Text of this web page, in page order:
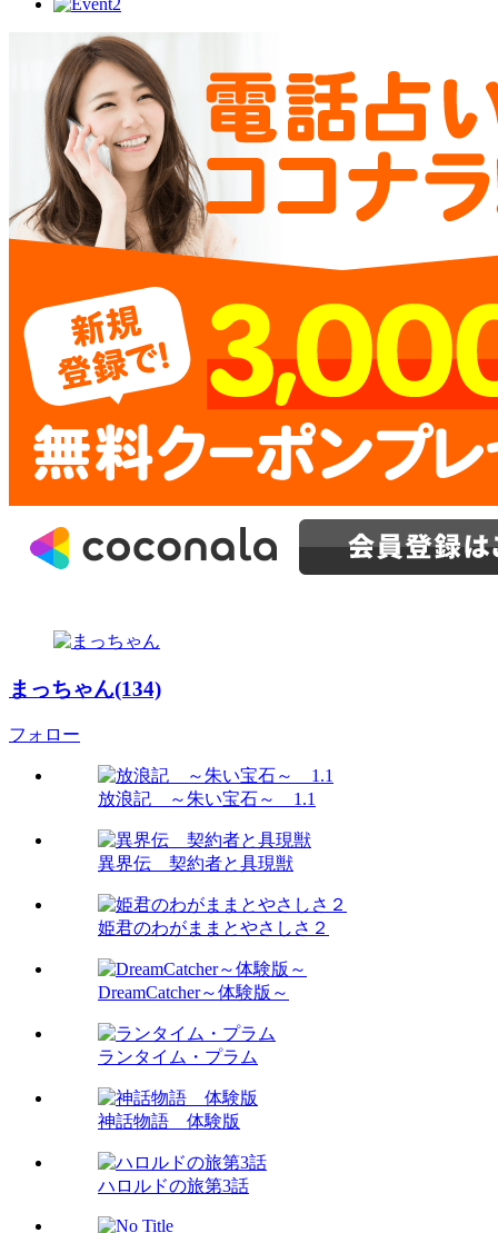
まっちゃん(134)
フォロー
放浪記 ～朱い宝石～ 1.1
異界伝 契約者と具現獣
姫君のわがままとやさしさ２
DreamCatcher～体験版～
ランタイム・プラム
神話物語 体験版
ハロルドの旅第3話